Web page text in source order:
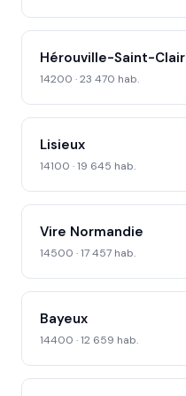
Hérouville-Saint-Clair
14200 · 23 470 hab.
Lisieux
14100 · 19 645 hab.
Vire Normandie
14500 · 17 457 hab.
Bayeux
14400 · 12 659 hab.